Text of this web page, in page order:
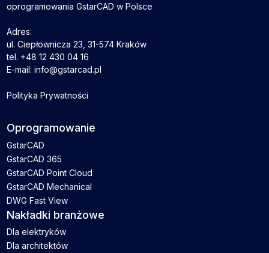
oprogramowania GstarCAD w Polsce
Adres:
ul. Ciepłownicza 23, 31-574 Kraków
tel. +48 12 430 04 16
E-mail: info@gstarcad.pl
Polityka Prywatności
Oprogramowanie
GstarCAD
GstarCAD 365
GstarCAD Point Cloud
GstarCAD Mechanical
DWG Fast View
Nakładki branżowe
Dla elektryków
Dla architektów